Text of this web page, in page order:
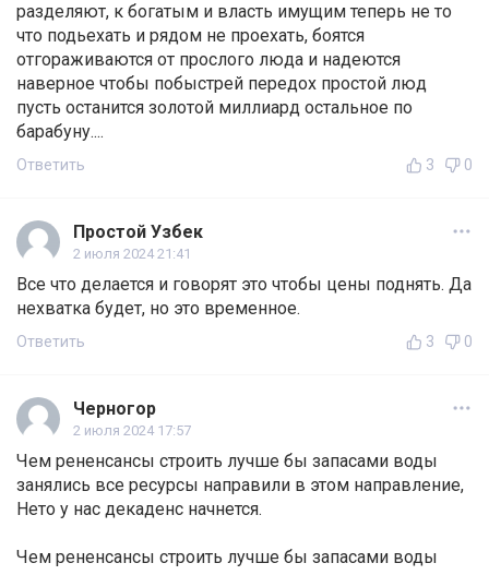
разделяют, к богатым и власть имущим теперь не то
что подьехать и рядом не проехать, боятся
отгораживаются от прослого люда и надеются
наверное чтобы побыстрей передох простой люд
пусть останится золотой миллиард остальное по
барабуну....
Ответить 3 0
Простой Узбек
2 июля 2024 21:41
Все что делается и говорят это чтобы цены поднять. Да
нехватка будет, но это временное.
Ответить 3 0
Черногор
2 июля 2024 17:57
Чем рененсансы строить лучше бы запасами воды
занялись все ресурсы направили в этом направление,
Нето у нас декаденс начнется.
Чем рененсансы строить лучше бы запасами воды